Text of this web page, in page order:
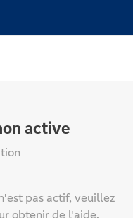
active
pas actif, veuillez
obtenir de l'aide.